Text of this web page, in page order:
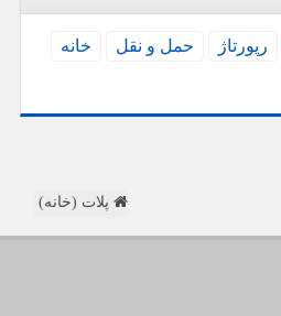
رپورتاژ حمل و نقل
خانه
پلات (خانه)